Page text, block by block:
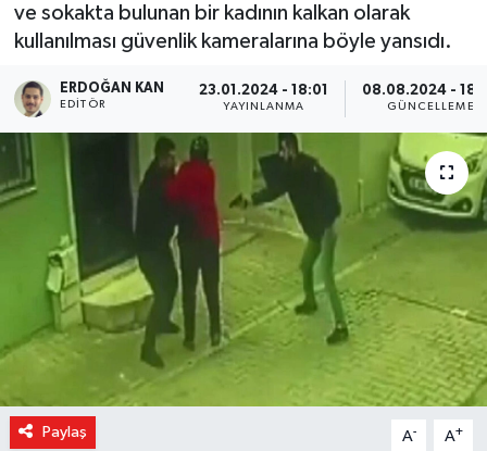
ve sokakta bulunan bir kadının kalkan olarak
kullanılması güvenlik kameralarına böyle yansıdı.
ERDOĞAN KAN
EDITÖR
23.01.2024 - 18:01
YAYINLANMA
08.08.2024 -
GÜNCELLEME
Paylaş A- A+